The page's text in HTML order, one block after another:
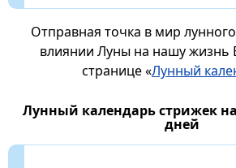
Отправная точка в мир
влиянии Луны на нашу жизнь
странице «Лунный
Лунный календарь стрижек
дней